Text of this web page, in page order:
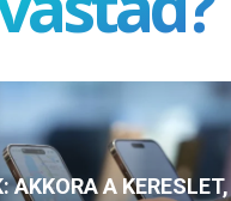
AKKORA A KERESLET,